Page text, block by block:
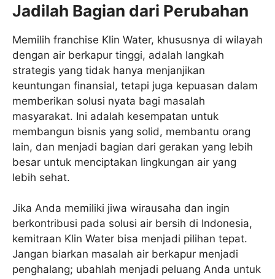
Jadilah Bagian dari Perubahan
Memilih franchise Klin Water, khususnya di wilayah
dengan air berkapur tinggi, adalah langkah
strategis yang tidak hanya menjanjikan
keuntungan finansial, tetapi juga kepuasan dalam
memberikan solusi nyata bagi masalah
masyarakat. Ini adalah kesempatan untuk
membangun bisnis yang solid, membantu orang
lain, dan menjadi bagian dari gerakan yang lebih
besar untuk menciptakan lingkungan air yang
lebih sehat.
Jika Anda memiliki jiwa wirausaha dan ingin
berkontribusi pada solusi air bersih di Indonesia,
kemitraan Klin Water bisa menjadi pilihan tepat.
Jangan biarkan masalah air berkapur menjadi
penghalang; ubahlah menjadi peluang Anda untuk